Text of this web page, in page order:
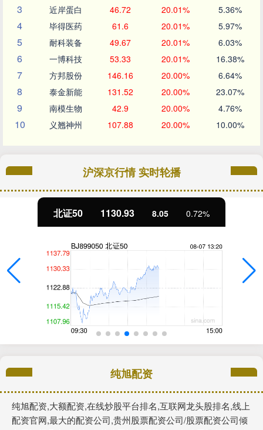
3 近岸蛋白 46.72 20.01% 5.36%
4 毕得医药 61.6 20.01% 5.97%
5 耐科装备 49.67 20.01% 6.03%
6 一博科技 53.33 20.01% 16.38%
7 方邦股份 146.16 20.00% 6.64%
8 泰金新能 131.52 20.00% 23.07%
9 南模生物 42.9 20.00% 4.76%
10 义翘神州 107.88 20.00% 10.00%
沪深京行情 实时轮播
北证50 1130.93 8.05 0.72%
纯旭配资
纯旭配资,大额配资,在线炒股平台排名,互联网龙头股排名,线上
配资官网,最大的配资公司,贵州股票配资公司/股票配资公司倾